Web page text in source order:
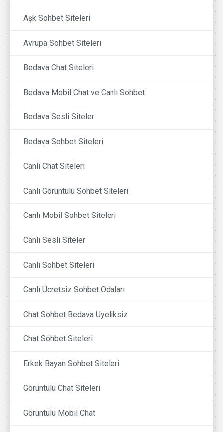
Aşk Sohbet Siteleri
Avrupa Sohbet Siteleri
Bedava Chat Siteleri
Bedava Mobil Chat ve Canlı Sohbet
Bedava Sesli Siteler
Bedava Sohbet Siteleri
Canlı Chat Siteleri
Canlı Görüntülü Sohbet Siteleri
Canlı Mobil Sohbet Siteleri
Canlı Sesli Siteler
Canlı Sohbet Siteleri
Canlı Ücretsiz Sohbet Odaları
Chat Sohbet Bedava Üyeliksiz
Chat Sohbet Siteleri
Erkek Bayan Sohbet Siteleri
Görüntülü Chat Siteleri
Görüntülü Mobil Chat